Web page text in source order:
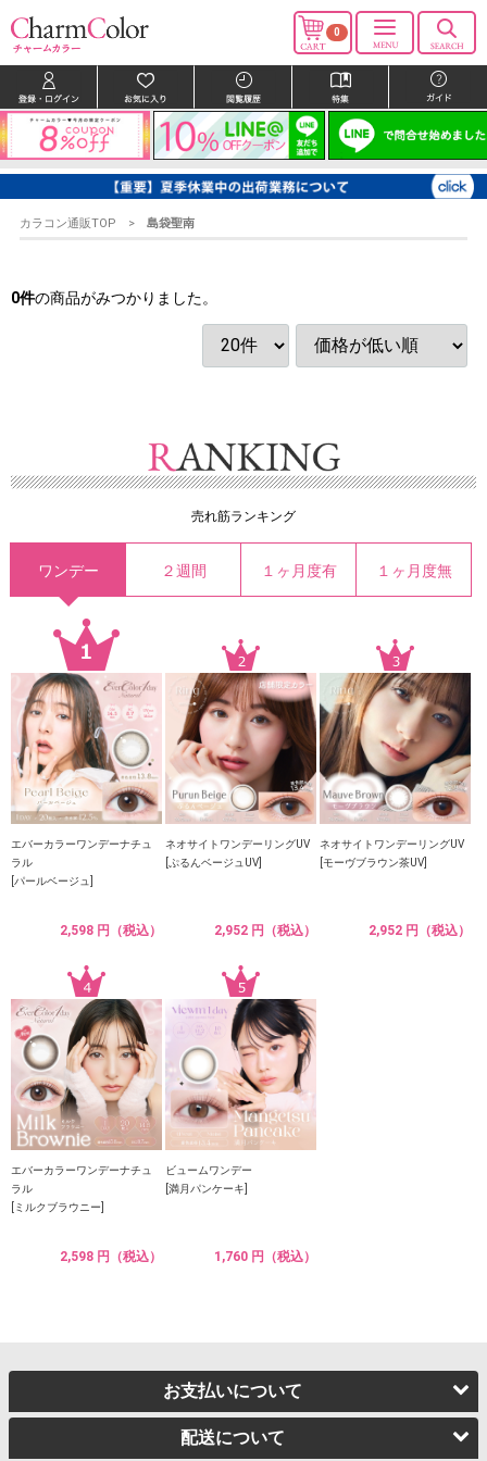
0
カラコン通販TOP 島袋聖南
0件の商品がみつかりました。
売れ筋ランキング
ワンデー ２週間 １ヶ月度有 １ヶ月度無
エバーカラーワンデーナチュ
ラル
[パールベージュ]
2,598 円（税込）
ネオサイトワンデーリングUV
[ぷるんベージュUV]
2,952 円（税込）
ネオサイトワンデーリングUV
[モーヴブラウン茶UV]
2,952 円（税込）
エバーカラーワンデーナチュ
ラル
[ミルクブラウニー]
2,598 円（税込）
ビュームワンデー
[満月パンケーキ]
1,760 円（税込）
お支払いについて
配送について